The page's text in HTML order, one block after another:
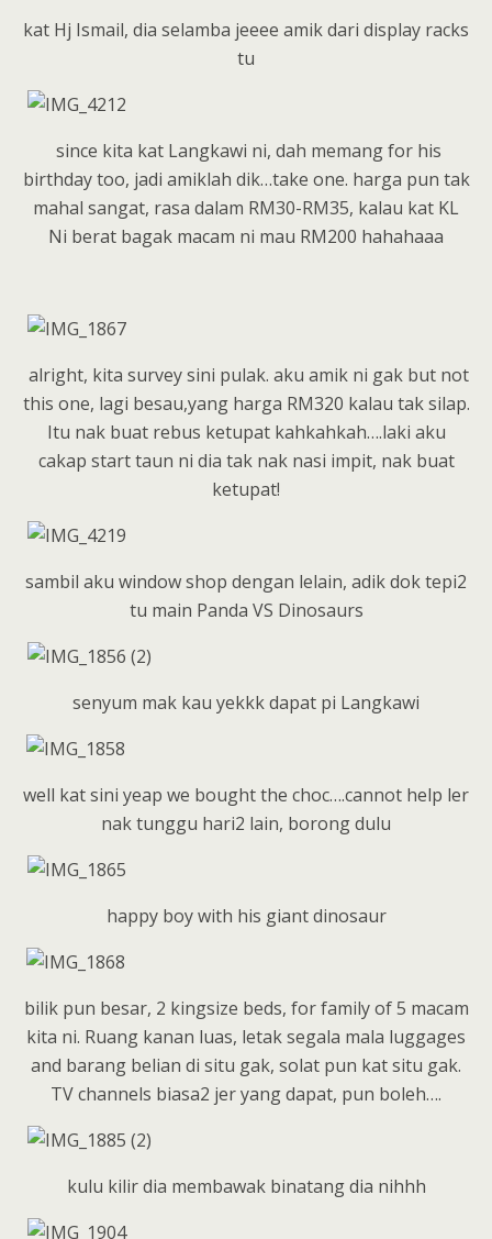
kat Hj Ismail, dia selamba jeeee amik dari display racks
tu
since kita kat Langkawi ni, dah memang for his
birthday too, jadi amiklah dik…take one. harga pun tak
mahal sangat, rasa dalam RM30-RM35, kalau kat KL
Ni berat bagak macam ni mau RM200 hahahaaa
alright, kita survey sini pulak. aku amik ni gak but not
this one, lagi besau,yang harga RM320 kalau tak silap.
Itu nak buat rebus ketupat kahkahkah….laki aku
cakap start taun ni dia tak nak nasi impit, nak buat
ketupat!
sambil aku window shop dengan lelain, adik dok tepi2
tu main Panda VS Dinosaurs
senyum mak kau yekkk dapat pi Langkawi
well kat sini yeap we bought the choc….cannot help ler
nak tunggu hari2 lain, borong dulu
happy boy with his giant dinosaur
bilik pun besar, 2 kingsize beds, for family of 5 macam
kita ni. Ruang kanan luas, letak segala mala luggages
and barang belian di situ gak, solat pun kat situ gak.
TV channels biasa2 jer yang dapat, pun boleh….
kulu kilir dia membawak binatang dia nihhh